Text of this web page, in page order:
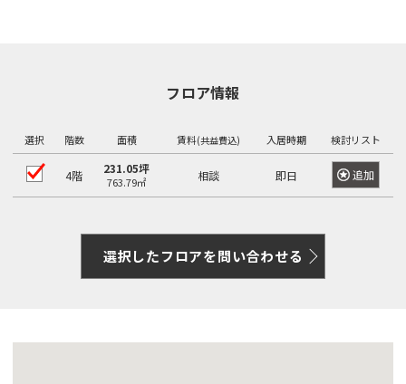
フロア情報
選択 階数 面積 賃料(共益費込) 入居時期 検討リスト
4階 231.05坪
763.79㎡ 相談 即日 追加
選択したフロアを問い合わせる